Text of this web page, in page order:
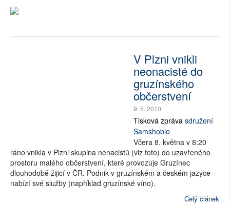
V Plzni vnikli
neonacisté do
gruzínského
občerstvení
9. 5. 2010
Tisková zpráva sdružení
Samshoblo
Včera 8. května v 8:20
ráno vnikla v Plzni skupina nenacistů (viz foto) do uzavřeného
prostoru malého občerstvení, které provozuje Gruzínec
dlouhodobě žijicí v ČR. Podnik v gruzínském a českém jazyce
nabízí své služby (například gruzínské víno).
Celý článek